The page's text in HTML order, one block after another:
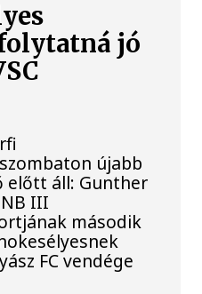
jó
újabb
előtt áll: Gunther
III
második
FC vendége